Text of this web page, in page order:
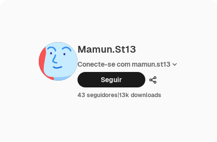
Mamun.st13
Conecte-se com mamun.st13
Seguir
Compartilhar
43 seguidores|13k downloads